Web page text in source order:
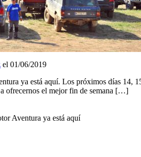
el 01/06/2019
ya está aquí. Los próximos días 14,
ofrecernos el mejor fin de semana […]
Aventura ya está aquí